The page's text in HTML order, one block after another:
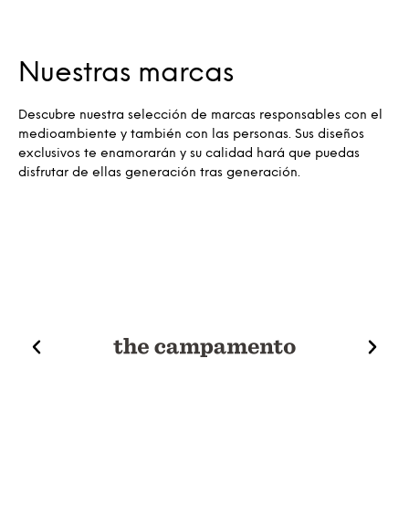
Nuestras marcas
Descubre nuestra selección de marcas responsables con el
medioambiente y también con las personas. Sus diseños
exclusivos te enamorarán y su calidad hará que puedas
disfrutar de ellas generación tras generación.